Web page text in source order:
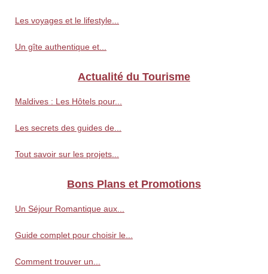
Les voyages et le lifestyle...
Un gîte authentique et...
Actualité du Tourisme
Maldives : Les Hôtels pour...
Les secrets des guides de...
Tout savoir sur les projets...
Bons Plans et Promotions
Un Séjour Romantique aux...
Guide complet pour choisir le...
Comment trouver un...